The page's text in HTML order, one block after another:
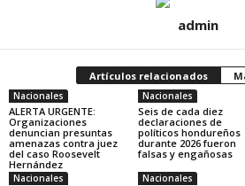
admin
Artículos relacionados
Nacionales
ALERTA URGENTE:
Organizaciones
denuncian presuntas
amenazas contra juez
del caso Roosevelt
Hernández
Nacionales
Seis de cada diez
declaraciones de
políticos hondureños
durante 2026 fueron
falsas y engañosas
Nacionales Nacionales